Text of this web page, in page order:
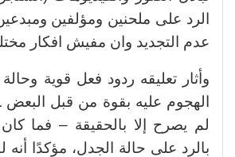
الرد على ملحنين ومؤلفين
عدم التجديد وان مفيش افكار
وأثار تعليقه ردود فعل قوية
الهجوم عليه بقوة من قبل
لم يصرح إلا بالحقيقة – فما
بالرد على حالة الجدل، مؤكدًا أنه